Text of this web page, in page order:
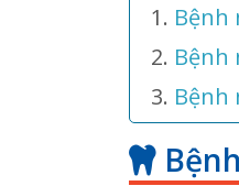
Bệnh
Bệnh
Bệnh